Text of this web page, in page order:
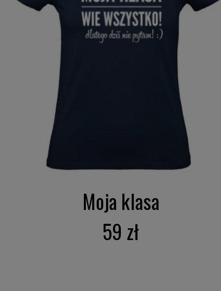
Moja klasa
59 zł